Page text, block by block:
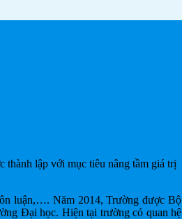
lập với mục tiêu nâng tầm giá trị
luận,…. Năm 2014, Trường được Bộ
Đại học. Hiện tại trường có quan hệ